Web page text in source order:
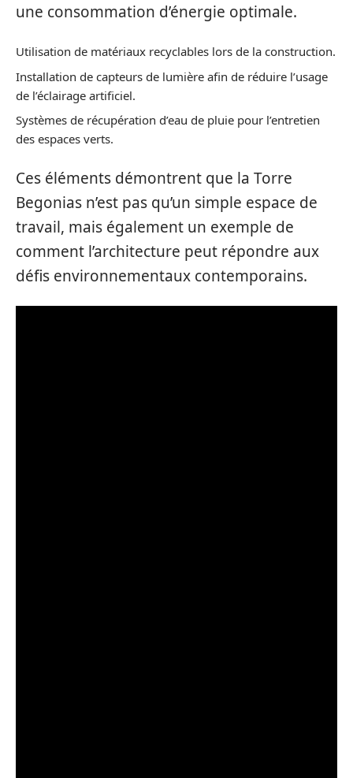
une consommation d’énergie optimale.
Utilisation de matériaux recyclables lors de la construction.
Installation de capteurs de lumière afin de réduire l’usage
de l’éclairage artificiel.
Systèmes de récupération d’eau de pluie pour l’entretien
des espaces verts.
Ces éléments démontrent que la Torre
Begonias n’est pas qu’un simple espace de
travail, mais également un exemple de
comment l’architecture peut répondre aux
défis environnementaux contemporains.